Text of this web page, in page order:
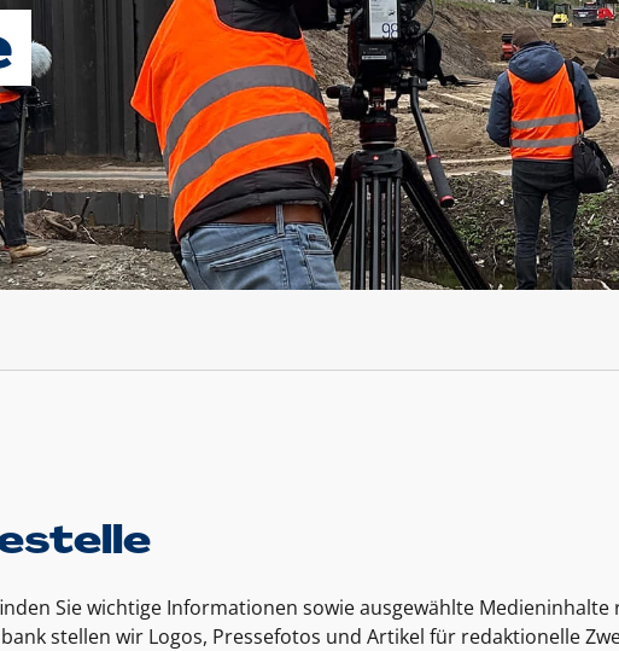
Sie wichtige Informationen sowie ausgewählte
stellen wir Logos, Pressefotos und Artikel für redaktionelle